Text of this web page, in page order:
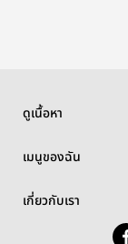
ดูเนื้อหา
เมนูของฉัน
เกี่ยวกับเรา